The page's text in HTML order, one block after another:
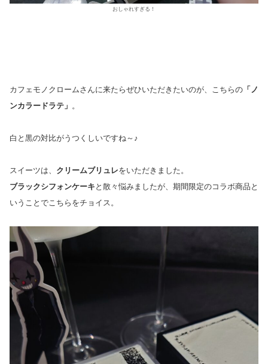
おしゃれすぎる！
カフェモノクロームさんに来たらぜひいただきたいのが、こちらの 「ノ
ンカラードラテ」 。
白と黒の対比がうつくしいですね～♪
スイーツは、 クリームブリュレをいただきました。
ブラックシフォンケーキ と散々悩みましたが、期間限定のコラボ商品と
いうことでこちらをチョイス。